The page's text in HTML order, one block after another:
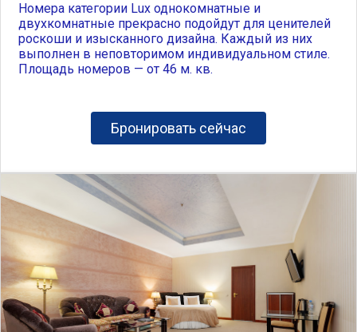
Номера категории Lux однокомнатные и
двухкомнатные прекрасно подойдут для ценителей
роскоши и изысканного дизайна. Каждый из них
выполнен в неповторимом индивидуальном стиле.
Площадь номеров — от 46 м. кв.
Бронировать сейчас